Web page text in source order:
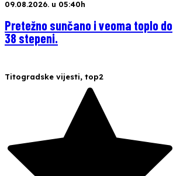
09.08.2026. u 05:40h
Pretežno sunčano i veoma toplo do
38 stepeni.
Titogradske vijesti, top2